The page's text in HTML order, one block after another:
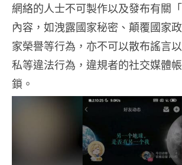
網絡的人士不可製作以及發布有關
內容，如洩露國家秘密、顛覆國家
家榮譽等行為，亦不可以散布謠言
私等違法行為，違規者的社交媒體
鎖。